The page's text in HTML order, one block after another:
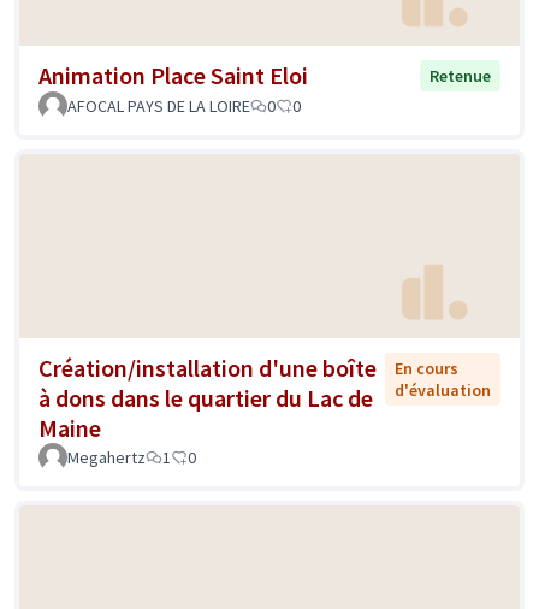
Animation Place Saint Eloi
Retenue
AFOCAL PAYS DE LA LOIRE
0 0
Création/installation d'une boîte
à dons dans le quartier du Lac de
Maine
En cours
d'évaluation
Megahertz 1 0